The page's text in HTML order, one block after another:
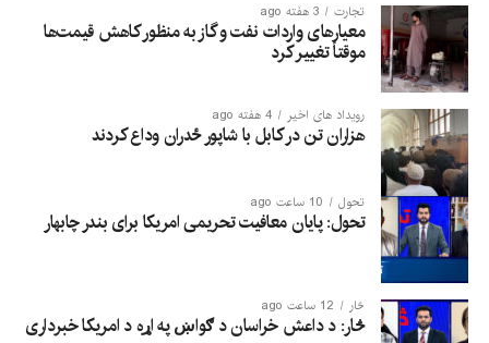
تجارت 3 هفته ago
معیارهای واردات نفت و گاز به منظور کاهش قیمت‌ها
موقتاً تغییر کرد
رویداد های اخیر 4 هفته ago
هزاران تن در کابل با شاپور ځدران وداع کردند
تحول 10 ساعت ago
تحول: پایان معافیت تحریمی امریکا برای بندر چابهار
څار 12 ساعت ago
څار: د داعش خراسان د ګواښ په اړه د امریکا خبرداری